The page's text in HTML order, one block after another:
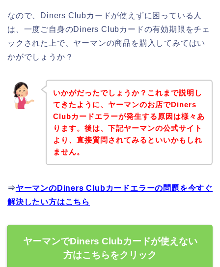
なので、Diners Clubカードが使えずに困っている人
は、一度ご自身のDiners Clubカードの有効期限をチェ
ックされた上で、ヤーマンの商品を購入してみてはい
かがでしょうか？
いかがだったでしょうか？これまで説明し
てきたように、ヤーマンのお店でDiners
Clubカードエラーが発生する原因は様々あ
ります。後は、下記ヤーマンの公式サイト
より、直接質問されてみるといいかもしれ
ません。
⇒ヤーマンのDiners Clubカードエラーの問題を今すぐ
解決したい方はこちら
ヤーマンでDiners Clubカードが使えない
方はこちらをクリック